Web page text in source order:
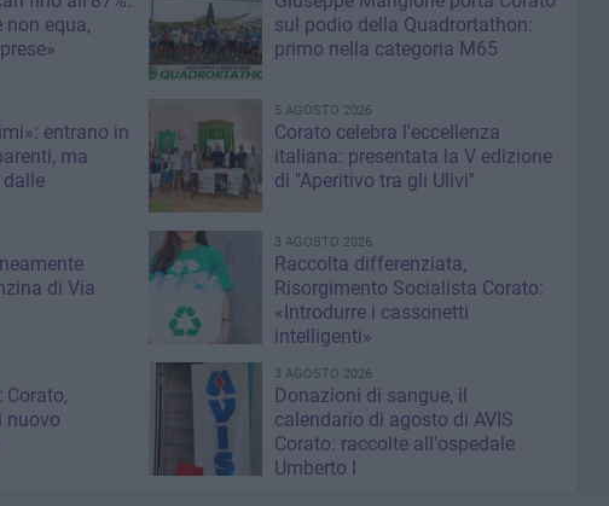
non equa,
sul podio della Quadrortathon:
primo nella categoria M65
entrano in
ma
5 AGOSTO 2026
Corato celebra l'eccellenza
italiana: presentata la V edizione
di "Aperitivo tra gli Ulivi"
di Via
3 AGOSTO 2026
Raccolta differenziata,
Risorgimento Socialista Corato:
«Introdurre i cassonetti
intelligenti»
Corato,
nuovo
3 AGOSTO 2026
Donazioni di sangue, il
calendario di agosto di AVIS
Corato: raccolte all'ospedale
Umberto I